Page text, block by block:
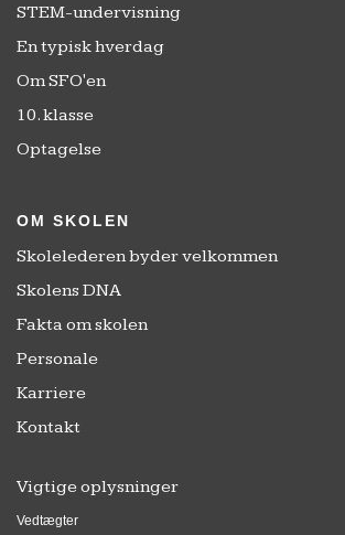
STEM-undervisning
En typisk hverdag
Om SFO'en
10. klasse
Optagelse
OM SKOLEN
Skolelederen byder velkommen
Skolens DNA
Fakta om skolen
Personale
Karriere
Kontakt
Vigtige oplysninger
Vedtægter